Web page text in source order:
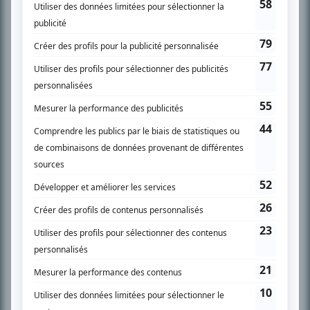
SUR LE RÉSEAU BIZZ MÉDIA
Accueil
Liste des oeuvres
Liste des comédiens
Recherche avancée
À propos
Nous contacter
Termes et conditions
Politique de confidentialité